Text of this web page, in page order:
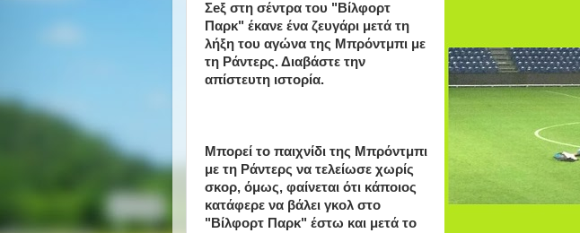
Σeξ στη σέντρα του "Βίλφορτ
Παρκ" έκανε ένα ζευγάρι μετά τη
λήξη του αγώνα της Μπρόντμπι με
τη Ράντερς. Διαβάστε την
απίστευτη ιστορία.
Μπορεί το παιχνίδι της Μπρόντμπι
με τη Ράντερς να τελείωσε χωρίς
σκορ, όμως, φαίνεται ότι κάποιος
κατάφερε να βάλει γκολ στο
"Βίλφορτ Παρκ" έστω και μετά το